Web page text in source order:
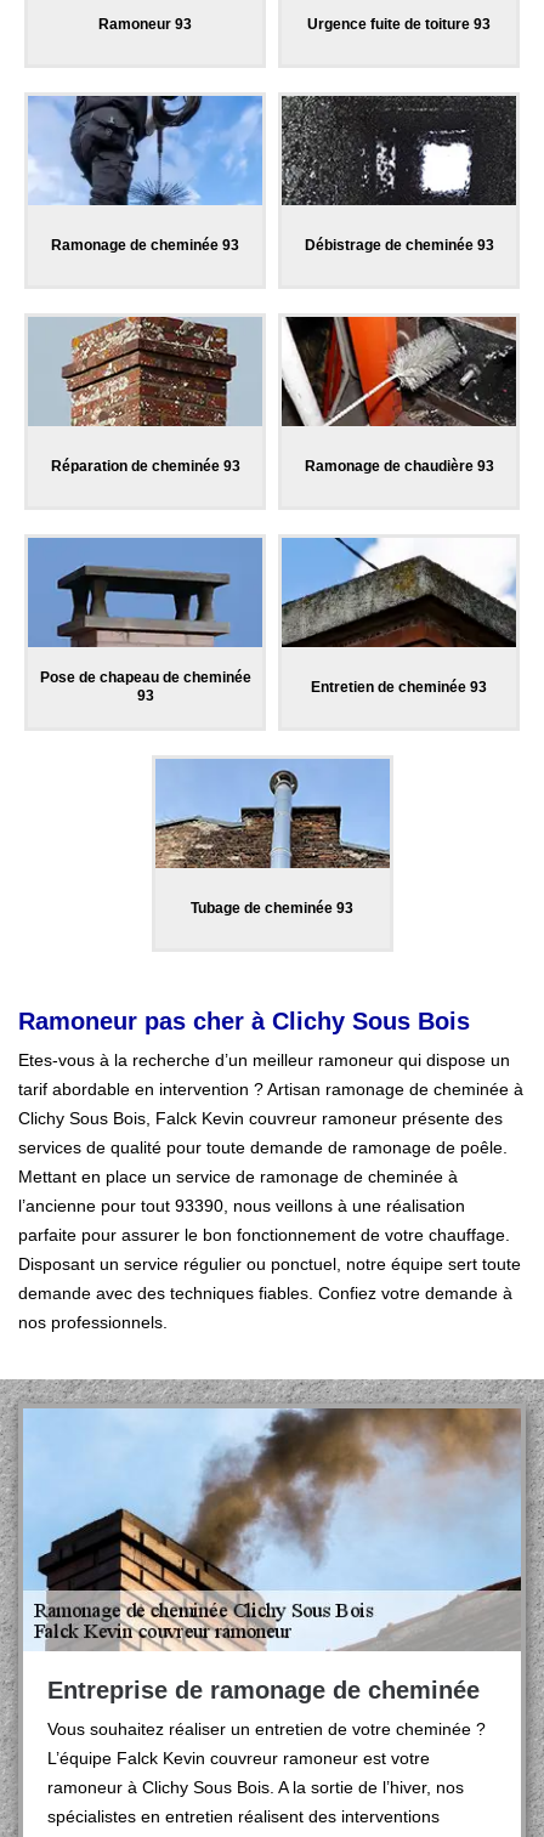
Ramoneur 93 Urgence fuite de toiture 93
Ramonage de cheminée 93 Débistrage de cheminée 93
Réparation de cheminée 93 Ramonage de chaudière 93
Pose de chapeau de cheminée
93
Entretien de cheminée 93
Tubage de cheminée 93
Ramoneur pas cher à Clichy Sous Bois
Etes-vous à la recherche d’un meilleur ramoneur qui dispose un
tarif abordable en intervention ? Artisan ramonage de cheminée à
Clichy Sous Bois, Falck Kevin couvreur ramoneur présente des
services de qualité pour toute demande de ramonage de poêle.
Mettant en place un service de ramonage de cheminée à
l’ancienne pour tout 93390, nous veillons à une réalisation
parfaite pour assurer le bon fonctionnement de votre chauffage.
Disposant un service régulier ou ponctuel, notre équipe sert toute
demande avec des techniques fiables. Confiez votre demande à
nos professionnels.
Entreprise de ramonage de cheminée
Vous souhaitez réaliser un entretien de votre cheminée ?
L’équipe Falck Kevin couvreur ramoneur est votre
ramoneur à Clichy Sous Bois. A la sortie de l’hiver, nos
spécialistes en entretien réalisent des interventions